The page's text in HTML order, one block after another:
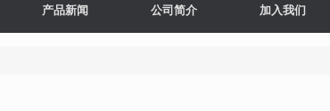
产品新闻 公司简介 加入我们